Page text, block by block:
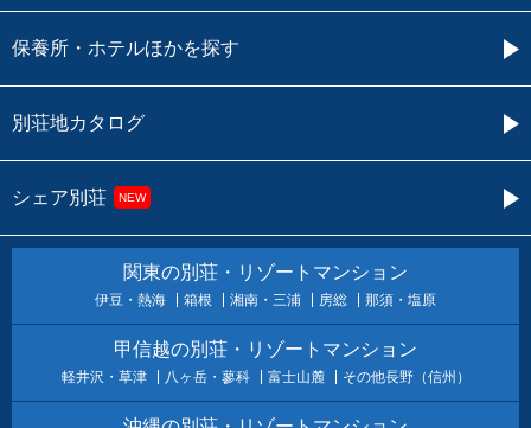
保養所・ホテルほかを探す
別荘地カタログ
シェア別荘 NEW
関東の別荘・リゾートマンション
伊豆・熱海 箱根 湘南・三浦 房総 那須・塩原
甲信越の別荘・リゾートマンション
軽井沢・草津 八ヶ岳・蓼科 富士山麓 その他長野（信州）